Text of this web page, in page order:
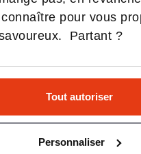
pour vous
Partant ?
Tout autoriser
Personnaliser
sont une autre
et les compétences
ce bac s’avèrent
dans desécoles
Institut de
ou encore les Écoles
(EFTS).